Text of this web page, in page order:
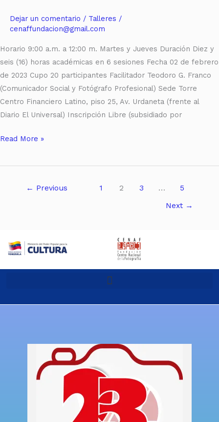
Dejar un comentario / Talleres /
cenaffundacion@gmail.com
Horario 9:00 a.m. a 12:00 m. Martes y Jueves Duración Diez y
seis (16) horas académicas en 6 sesiones Fecha 02 de febrero
de 2023 Cupo 20 participantes Facilitador Teodoro G. Franco
(Comunicador Social y Fotógrafo Profesional) Sede Torre
Centro Financiero Latino, piso 25, Av. Urdaneta (frente al
Diario El Universal) Inscripción Libre (subsidiado por
Read More »
← Previous 1 2 3 … 5
Next →